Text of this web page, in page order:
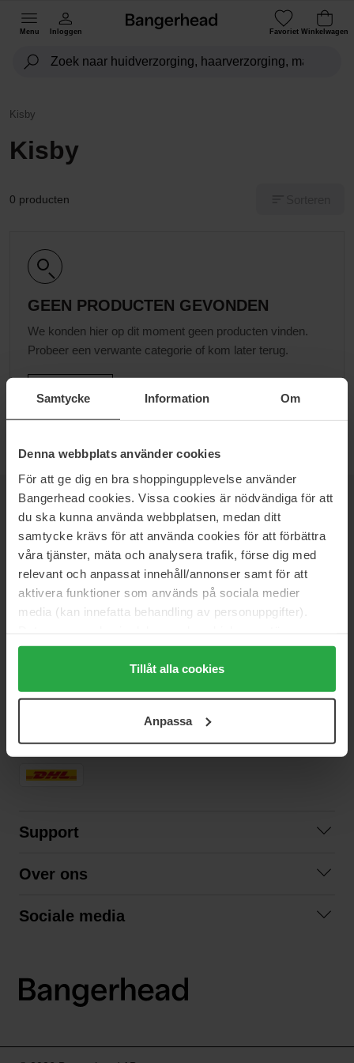
Samtycke Information Om
Denna webbplats använder cookies
För att ge dig en bra shoppingupplevelse använder
Bangerhead cookies. Vissa cookies är nödvändiga för att
du ska kunna använda webbplatsen, medan ditt
samtycke krävs för att använda cookies för att förbättra
våra tjänster, mäta och analysera trafik, förse dig med
relevant och anpassat innehåll/annonser samt för att
aktivera funktioner som används på sociala medier
media (kan innefatta behandling av personuppgifter).
Genom att trycka på "Tillåt alla cookies" accepterar du
alla cookies, medan du under "Detaljer" kan anpassa
användningen av cookies. Du kan när som helst återkalla
samt vår Integritetspolicy.
Tillåt alla cookies
Anpassa
Menu Inloggen Favoriet Winkelwagen
Kisby
Kisby
0 producten
GEEN PRODUCTEN GEVONDEN
We konden hier op dit moment geen producten vinden.
Probeer een verwante categorie of kom later terug.
NIEUWSBRIEF
WEES ALS EERSTE OP DE HOOGTE
Wil je het beste beauty-nieuws direct in je inbox ontvangen?
aanbiedingen!
SNELLE LEVERING
Support
Algemene voorwaarden
Over ons
Sociale media
LinkedIn